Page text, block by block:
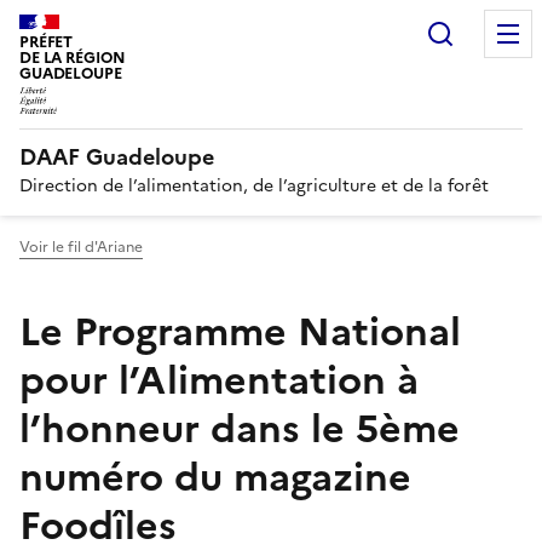
PRÉFET
DE LA RÉGION
GUADELOUPE
DAAF Guadeloupe
Direction de l’alimentation, de l’agriculture et de la forêt
Voir le fil d'Ariane
Le Programme National
pour l’Alimentation à
l’honneur dans le 5ème
numéro du magazine
Foodîles